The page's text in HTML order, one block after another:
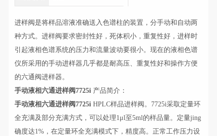
进样阀是将样品溶液准确送入色谱柱的装置，分手动和自动两
种方式。进样阀要求密封性好，死体积小，重复性好，进样时
引起液相色谱系统的压力和流量波动要很小。现在的液相色谱
仪所采用的手动进样器几乎都是耐高压、重复性好和操作方便
的六通阀进样器。
手动液相六通进样阀7725i 产品简介：
手动液相六通进样阀7725i HPLC样品进样阀。7725i采取定量环
全充满及部分充满方式，可以处理1μl至5ml的样品量。定量jing
确度达1%，在定量环全充满模式下，精度高。正常工作压力设